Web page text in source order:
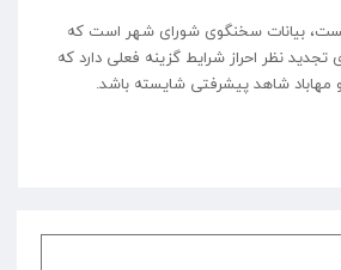
بیانات سخنگوی شورای شهر است که
تجدید نظر احراز شرایط گزینه فعلی دارد که
مهاباد شاهد پیشرفتی شایسته باشد.